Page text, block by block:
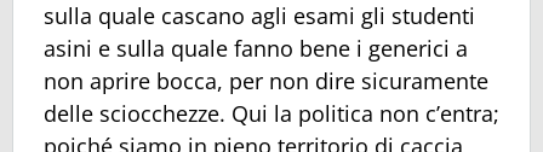
sulla quale cascano agli esami gli studenti
asini e sulla quale fanno bene i generici a
non aprire bocca, per non dire sicuramente
delle sciocchezze. Qui la politica non c’entra;